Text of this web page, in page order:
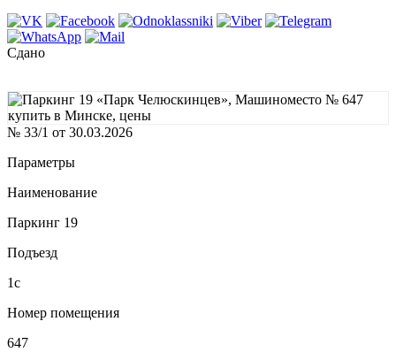
Сдано
№ 33/1 от 30.03.2026
Параметры
Наименование
Паркинг 19
Подъезд
1с
Номер помещения
647